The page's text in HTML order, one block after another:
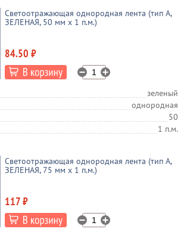
Светоотражающая однородная лента (тип А,
ЗЕЛЕНАЯ, 50 мм х 1 п.м.)
84.50 ₽
зеленый
однородная
50
1 п.м.
Светоотражающая однородная лента (тип А,
ЗЕЛЕНАЯ, 75 мм х 1 п.м.)
117 ₽